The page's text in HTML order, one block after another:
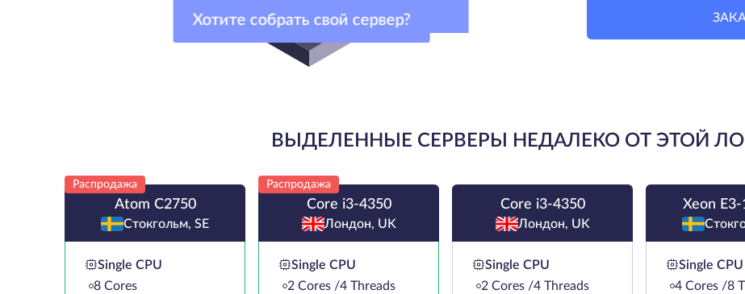
Хотите собрать свой сервер?
ВЫДЕЛЕННЫЕ СЕРВЕРЫ НЕДАЛЕКО ОТ ЭТОЙ
Распродажа
Atom C2750
Стокгольм, SE
Single CPU
8 Cores
Распродажа
Core i3-4350
Лондон, UK
Single CPU
2 Cores /4 Threads
Core i3-4350
Лондон, UK
Single CPU
2 Cores /4 Threads
Xeon
Single CPU
4 Cores /8